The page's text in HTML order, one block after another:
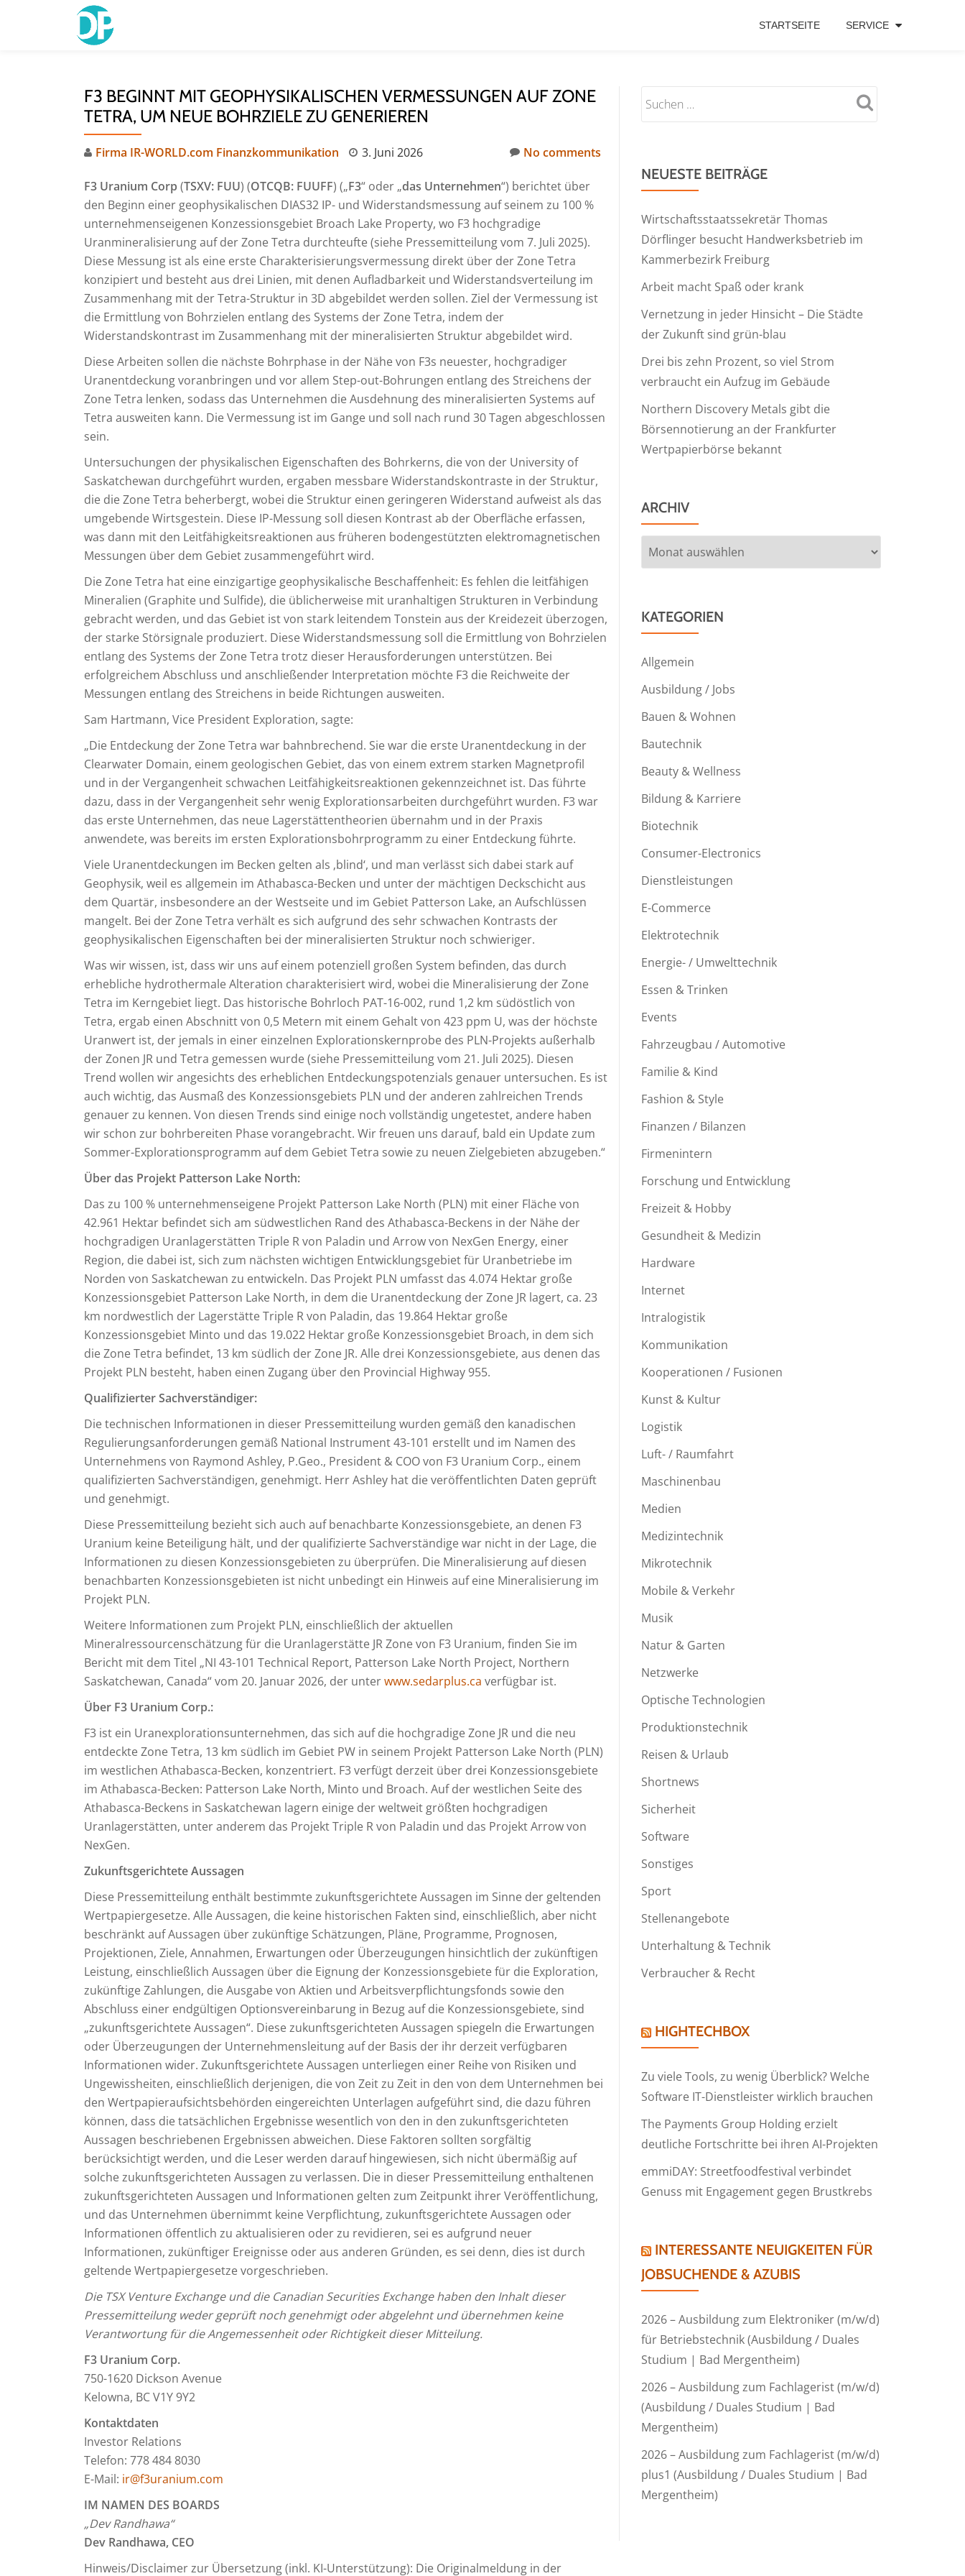
STARTSEITE SERVICE
F3 BEGINNT MIT GEOPHYSIKALISCHEN VERMESSUNGEN AUF ZONE
TETRA, UM NEUE BOHRZIELE ZU GENERIEREN
Firma IR-WORLD.com Finanzkommunikation 3. Juni 2026 No comments
F3 Uranium Corp (TSXV: FUU) (OTCQB: FUUFF) („F3“ oder „das Unternehmen“) berichtet über
den Beginn einer geophysikalischen DIAS32 IP- und Widerstandsmessung auf seinem zu 100 %
unternehmenseigenen Konzessionsgebiet Broach Lake Property, wo F3 hochgradige
Uranmineralisierung auf der Zone Tetra durchteufte (siehe Pressemitteilung vom 7. Juli 2025).
Diese Messung ist als eine erste Charakterisierungsvermessung direkt über der Zone Tetra
konzipiert und besteht aus drei Linien, mit denen Aufladbarkeit und Widerstandsverteilung im
Zusammenhang mit der Tetra-Struktur in 3D abgebildet werden sollen. Ziel der Vermessung ist
die Ermittlung von Bohrzielen entlang des Systems der Zone Tetra, indem der
Widerstandskontrast im Zusammenhang mit der mineralisierten Struktur abgebildet wird.
Diese Arbeiten sollen die nächste Bohrphase in der Nähe von F3s neuester, hochgradiger
Uranentdeckung voranbringen und vor allem Step-out-Bohrungen entlang des Streichens der
Zone Tetra lenken, sodass das Unternehmen die Ausdehnung des mineralisierten Systems auf
Tetra ausweiten kann. Die Vermessung ist im Gange und soll nach rund 30 Tagen abgeschlossen
sein.
Untersuchungen der physikalischen Eigenschaften des Bohrkerns, die von der University of
Saskatchewan durchgeführt wurden, ergaben messbare Widerstandskontraste in der Struktur,
die die Zone Tetra beherbergt, wobei die Struktur einen geringeren Widerstand aufweist als das
umgebende Wirtsgestein. Diese IP-Messung soll diesen Kontrast ab der Oberfläche erfassen,
was dann mit den Leitfähigkeitsreaktionen aus früheren bodengestützten elektromagnetischen
Messungen über dem Gebiet zusammengeführt wird.
Die Zone Tetra hat eine einzigartige geophysikalische Beschaffenheit: Es fehlen die leitfähigen
Mineralien (Graphite und Sulfide), die üblicherweise mit uranhaltigen Strukturen in Verbindung
gebracht werden, und das Gebiet ist von stark leitendem Tonstein aus der Kreidezeit überzogen,
der starke Störsignale produziert. Diese Widerstandsmessung soll die Ermittlung von Bohrzielen
entlang des Systems der Zone Tetra trotz dieser Herausforderungen unterstützen. Bei
erfolgreichem Abschluss und anschließender Interpretation möchte F3 die Reichweite der
Messungen entlang des Streichens in beide Richtungen ausweiten.
Sam Hartmann, Vice President Exploration, sagte:
„Die Entdeckung der Zone Tetra war bahnbrechend. Sie war die erste Uranentdeckung in der
Clearwater Domain, einem geologischen Gebiet, das von einem extrem starken Magnetprofil
und in der Vergangenheit schwachen Leitfähigkeitsreaktionen gekennzeichnet ist. Das führte
dazu, dass in der Vergangenheit sehr wenig Explorationsarbeiten durchgeführt wurden. F3 war
das erste Unternehmen, das neue Lagerstättentheorien übernahm und in der Praxis
anwendete, was bereits im ersten Explorationsbohrprogramm zu einer Entdeckung führte.
Viele Uranentdeckungen im Becken gelten als ‚blind‘, und man verlässt sich dabei stark auf
Geophysik, weil es allgemein im Athabasca-Becken und unter der mächtigen Deckschicht aus
dem Quartär, insbesondere an der Westseite und im Gebiet Patterson Lake, an Aufschlüssen
mangelt. Bei der Zone Tetra verhält es sich aufgrund des sehr schwachen Kontrasts der
geophysikalischen Eigenschaften bei der mineralisierten Struktur noch schwieriger.
Was wir wissen, ist, dass wir uns auf einem potenziell großen System befinden, das durch
erhebliche hydrothermale Alteration charakterisiert wird, wobei die Mineralisierung der Zone
Tetra im Kerngebiet liegt. Das historische Bohrloch PAT-16-002, rund 1,2 km südöstlich von
Tetra, ergab einen Abschnitt von 0,5 Metern mit einem Gehalt von 423 ppm U, was der höchste
Uranwert ist, der jemals in einer einzelnen Explorationskernprobe des PLN-Projekts außerhalb
der Zonen JR und Tetra gemessen wurde (siehe Pressemitteilung vom 21. Juli 2025). Diesen
Trend wollen wir angesichts des erheblichen Entdeckungspotenzials genauer untersuchen. Es ist
auch wichtig, das Ausmaß des Konzessionsgebiets PLN und der anderen zahlreichen Trends
genauer zu kennen. Von diesen Trends sind einige noch vollständig ungetestet, andere haben
wir schon zur bohrbereiten Phase vorangebracht. Wir freuen uns darauf, bald ein Update zum
Sommer-Explorationsprogramm auf dem Gebiet Tetra sowie zu neuen Zielgebieten abzugeben.“
Über das Projekt Patterson Lake North:
Das zu 100 % unternehmenseigene Projekt Patterson Lake North (PLN) mit einer Fläche von
42.961 Hektar befindet sich am südwestlichen Rand des Athabasca-Beckens in der Nähe der
hochgradigen Uranlagerstätten Triple R von Paladin und Arrow von NexGen Energy, einer
Region, die dabei ist, sich zum nächsten wichtigen Entwicklungsgebiet für Uranbetriebe im
Norden von Saskatchewan zu entwickeln. Das Projekt PLN umfasst das 4.074 Hektar große
Konzessionsgebiet Patterson Lake North, in dem die Uranentdeckung der Zone JR lagert, ca. 23
km nordwestlich der Lagerstätte Triple R von Paladin, das 19.864 Hektar große
Konzessionsgebiet Minto und das 19.022 Hektar große Konzessionsgebiet Broach, in dem sich
die Zone Tetra befindet, 13 km südlich der Zone JR. Alle drei Konzessionsgebiete, aus denen das
Projekt PLN besteht, haben einen Zugang über den Provincial Highway 955.
Qualifizierter Sachverständiger:
Die technischen Informationen in dieser Pressemitteilung wurden gemäß den kanadischen
Regulierungsanforderungen gemäß National Instrument 43-101 erstellt und im Namen des
Unternehmens von Raymond Ashley, P.Geo., President & COO von F3 Uranium Corp., einem
qualifizierten Sachverständigen, genehmigt. Herr Ashley hat die veröffentlichten Daten geprüft
und genehmigt.
Diese Pressemitteilung bezieht sich auch auf benachbarte Konzessionsgebiete, an denen F3
Uranium keine Beteiligung hält, und der qualifizierte Sachverständige war nicht in der Lage, die
Informationen zu diesen Konzessionsgebieten zu überprüfen. Die Mineralisierung auf diesen
benachbarten Konzessionsgebieten ist nicht unbedingt ein Hinweis auf eine Mineralisierung im
Projekt PLN.
Weitere Informationen zum Projekt PLN, einschließlich der aktuellen
Mineralressourcenschätzung für die Uranlagerstätte JR Zone von F3 Uranium, finden Sie im
Bericht mit dem Titel „NI 43-101 Technical Report, Patterson Lake North Project, Northern
Saskatchewan, Canada“ vom 20. Januar 2026, der unterwww.sedarplus.ca verfügbar ist.
Über F3 Uranium Corp.:
F3 ist ein Uranexplorationsunternehmen, das sich auf die hochgradige Zone JR und die neu
entdeckte Zone Tetra, 13 km südlich im Gebiet PW in seinem Projekt Patterson Lake North (PLN)
im westlichen Athabasca-Becken, konzentriert. F3 verfügt derzeit über drei Konzessionsgebiete
im Athabasca-Becken: Patterson Lake North, Minto und Broach. Auf der westlichen Seite des
Athabasca-Beckens in Saskatchewan lagern einige der weltweit größten hochgradigen
Uranlagerstätten, unter anderem das Projekt Triple R von Paladin und das Projekt Arrow von
NexGen.
Zukunftsgerichtete Aussagen
Diese Pressemitteilung enthält bestimmte zukunftsgerichtete Aussagen im Sinne der geltenden
Wertpapiergesetze. Alle Aussagen, die keine historischen Fakten sind, einschließlich, aber nicht
beschränkt auf Aussagen über zukünftige Schätzungen, Pläne, Programme, Prognosen,
Projektionen, Ziele, Annahmen, Erwartungen oder Überzeugungen hinsichtlich der zukünftigen
Leistung, einschließlich Aussagen über die Eignung der Konzessionsgebiete für die Exploration,
zukünftige Zahlungen, die Ausgabe von Aktien und Arbeitsverpflichtungsfonds sowie den
Abschluss einer endgültigen Optionsvereinbarung in Bezug auf die Konzessionsgebiete, sind
„zukunftsgerichtete Aussagen“. Diese zukunftsgerichteten Aussagen spiegeln die Erwartungen
oder Überzeugungen der Unternehmensleitung auf der Basis der ihr derzeit verfügbaren
Informationen wider. Zukunftsgerichtete Aussagen unterliegen einer Reihe von Risiken und
Ungewissheiten, einschließlich derjenigen, die von Zeit zu Zeit in den von dem Unternehmen bei
den Wertpapieraufsichtsbehörden eingereichten Unterlagen aufgeführt sind, die dazu führen
können, dass die tatsächlichen Ergebnisse wesentlich von den in den zukunftsgerichteten
Aussagen beschriebenen Ergebnissen abweichen. Diese Faktoren sollten sorgfältig
berücksichtigt werden, und die Leser werden darauf hingewiesen, sich nicht übermäßig auf
solche zukunftsgerichteten Aussagen zu verlassen. Die in dieser Pressemitteilung enthaltenen
zukunftsgerichteten Aussagen und Informationen gelten zum Zeitpunkt ihrer Veröffentlichung,
und das Unternehmen übernimmt keine Verpflichtung, zukunftsgerichtete Aussagen oder
Informationen öffentlich zu aktualisieren oder zu revidieren, sei es aufgrund neuer
Informationen, zukünftiger Ereignisse oder aus anderen Gründen, es sei denn, dies ist durch
geltende Wertpapiergesetze vorgeschrieben.
Die TSX Venture Exchange und die Canadian Securities Exchange haben den Inhalt dieser
Pressemitteilung weder geprüft noch genehmigt oder abgelehnt und übernehmen keine
Verantwortung für die Angemessenheit oder Richtigkeit dieser Mitteilung.
F3 Uranium Corp.
750-1620 Dickson Avenue
Kelowna, BC V1Y 9Y2
Kontaktdaten
Investor Relations
Telefon: 778 484 8030
E-Mail: ir@f3uranium.com
IM NAMEN DES BOARDS
„Dev Randhawa“
Dev Randhawa, CEO
Hinweis/Disclaimer zur Übersetzung (inkl. KI-Unterstützung): Die Originalmeldung in der
NEUESTE BEITRÄGE
Wirtschaftsstaatssekretär Thomas
Dörflinger besucht Handwerksbetrieb im
Kammerbezirk Freiburg
Arbeit macht Spaß oder krank
Vernetzung in jeder Hinsicht – Die Städte
der Zukunft sind grün-blau
Drei bis zehn Prozent, so viel Strom
verbraucht ein Aufzug im Gebäude
Northern Discovery Metals gibt die
Börsennotierung an der Frankfurter
Wertpapierbörse bekannt
ARCHIV
Archiv
KATEGORIEN
Allgemein
Ausbildung / Jobs
Bauen & Wohnen
Bautechnik
Beauty & Wellness
Bildung & Karriere
Biotechnik
Consumer-Electronics
Dienstleistungen
E-Commerce
Elektrotechnik
Energie- / Umwelttechnik
Essen & Trinken
Events
Fahrzeugbau / Automotive
Familie & Kind
Fashion & Style
Finanzen / Bilanzen
Firmenintern
Forschung und Entwicklung
Freizeit & Hobby
Gesundheit & Medizin
Hardware
Internet
Intralogistik
Kommunikation
Kooperationen / Fusionen
Kunst & Kultur
Logistik
Luft- / Raumfahrt
Maschinenbau
Medien
Medizintechnik
Mikrotechnik
Mobile & Verkehr
Musik
Natur & Garten
Netzwerke
Optische Technologien
Produktionstechnik
Reisen & Urlaub
Shortnews
Sicherheit
Software
Sonstiges
Sport
Stellenangebote
Unterhaltung & Technik
Verbraucher & Recht
HIGHTECHBOX
Zu viele Tools, zu wenig Überblick? Welche
Software IT-Dienstleister wirklich brauchen
The Payments Group Holding erzielt
deutliche Fortschritte bei ihren AI-Projekten
emmiDAY: Streetfoodfestival verbindet
Genuss mit Engagement gegen Brustkrebs
INTERESSANTE NEUIGKEITEN FÜR
JOBSUCHENDE & AZUBIS
2026 – Ausbildung zum Elektroniker (m/w/d)
für Betriebstechnik (Ausbildung / Duales
Studium | Bad Mergentheim)
2026 – Ausbildung zum Fachlagerist (m/w/d)
(Ausbildung / Duales Studium | Bad
Mergentheim)
2026 – Ausbildung zum Fachlagerist (m/w/d)
plus1 (Ausbildung / Duales Studium | Bad
Mergentheim)